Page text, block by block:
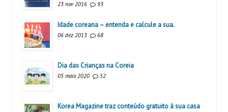
23 nov 2016 93
Idade coreana – entenda e calcule a sua.
06 dez 2013 68
Dia das Crianças na Coreia
05 maio 2020 52
Korea Magazine traz conteúdo gratuito à sua casa